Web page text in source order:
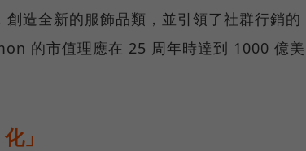
造全新的服飾品類，並引領了社群行銷的
的市值理應在 25 周年時達到 1000 億美
」